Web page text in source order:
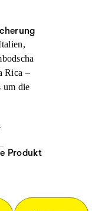
Rica –
um die
Produkt